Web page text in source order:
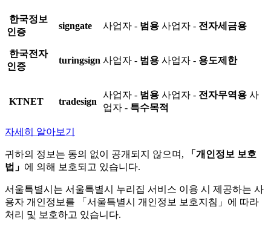
한국정보
인증
signgate 사업자 - 범용 사업자 - 전자세금용
한국전자
인증
turingsign 사업자 - 범용 사업자 - 용도제한
KTNET tradesign
사업자 - 범용 사업자 - 전자무역용 사
업자 - 특수목적
자세히 알아보기
귀하의 정보는 동의 없이 공개되지 않으며,
「개인정보 보호
법」 에 의해 보호되고 있습니다.
서울특별시는 서울특별시 누리집 서비스 이용 시 제공하는 사
용자 개인정보를 「서울특별시 개인정보 보호지침」에 따라
처리 및 보호하고 있습니다.